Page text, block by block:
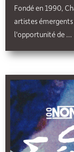
Fondé en 1990,
artistes
l'opportunité de ...